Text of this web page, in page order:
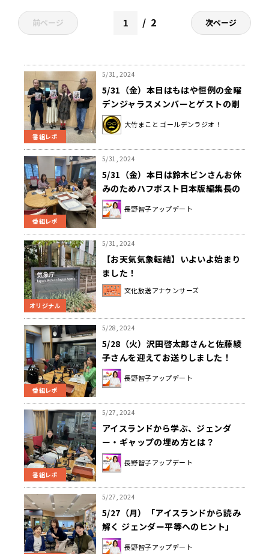
前ページ 2 次ページ
番組レポ
5/31, 2024
5/31（金）本日はもはや恒例の金曜
デンジャラスメンバーとゲストの剛
力彩芽さんと一緒にお送りしまし
た！
大竹まこと ゴールデンラジオ！
番組レポ
5/31, 2024
5/31（金）本日は鈴木ビンさんお休
みのためハフポスト日本版編集長の
泉谷由梨子さんと１時間半お送りし
ました！
長野智子アップデート
オリジナル
5/31, 2024
【お天気気象転結】いよいよ始まり
ました！
文化放送アナウンサーズ
番組レポ
5/28, 2024
5/28（火）沢田啓太郎さんと佐藤綾
子さんを迎えてお送りしました！
長野智子アップデート
番組レポ
5/27, 2024
アイスランドから学ぶ、ジェンダ
ー・ギャップの埋め方とは？
長野智子アップデート
5/27, 2024
5/27（月）「アイスランドから読み
解く ジェンダー平等へのヒント」
長野智子アップデート